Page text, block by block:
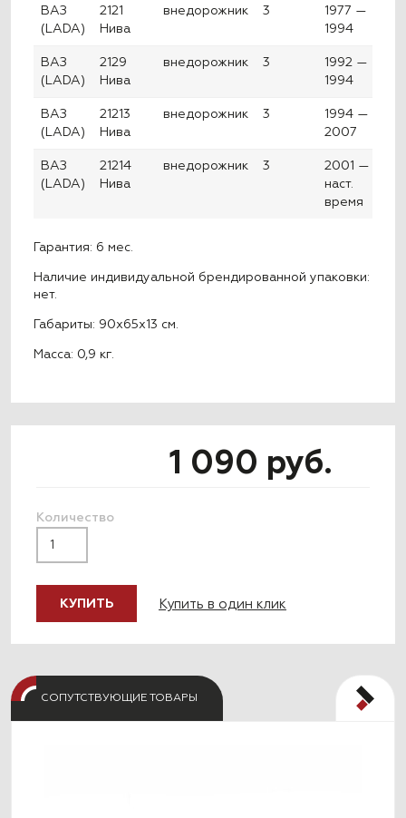
ВАЗ
(LADA)
2121
Нива
внедорожник 3
1977 —
1994
ВАЗ
(LADA)
2129
Нива
внедорожник 3
1992 —
1994
ВАЗ
(LADA)
21213
Нива
внедорожник 3
1994 —
2007
ВАЗ
(LADA)
21214
Нива
внедорожник 3
2001 —
наст.
время
Гарантия: 6 мес.
Наличие индивидуальной брендированной упаковки:
нет.
Габариты: 90x65x13 см.
Масса: 0,9 кг.
1 090 руб.
Количество
КУПИТЬ Купить в один клик
СОПУТСТВУЮЩИЕ ТОВАРЫ